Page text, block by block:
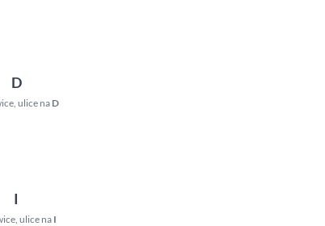
D
, ulice na D
I
,ulice na I